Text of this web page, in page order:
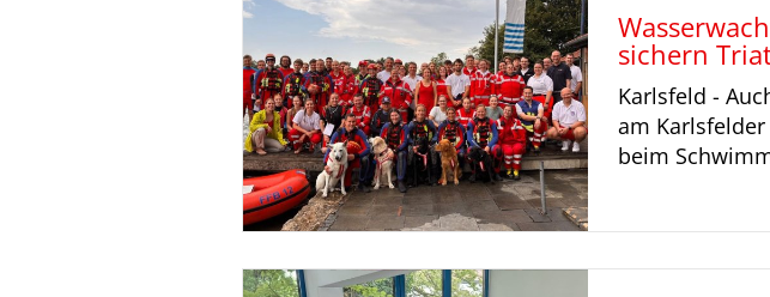
sichern
Karlsfeld -
am
beim